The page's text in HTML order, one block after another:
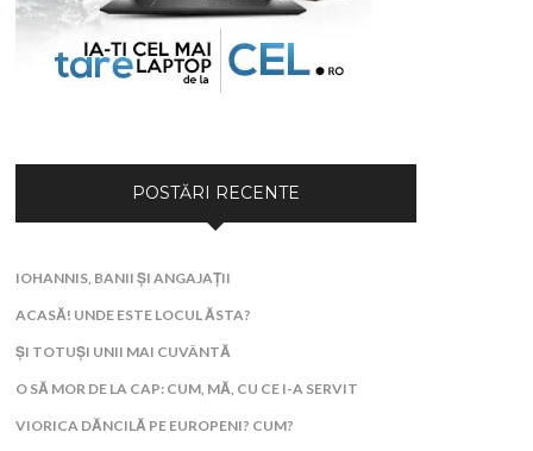
POSTĂRI RECENTE
IOHANNIS, BANII ȘI ANGAJAȚII
ACASĂ! UNDE ESTE LOCUL ĂSTA?
ȘI TOTUȘI UNII MAI CUVÂNTĂ
O SĂ MOR DE LA CAP: CUM, MĂ, CU CE I-A SERVIT
VIORICA DĂNCILĂ PE EUROPENI? CUM?